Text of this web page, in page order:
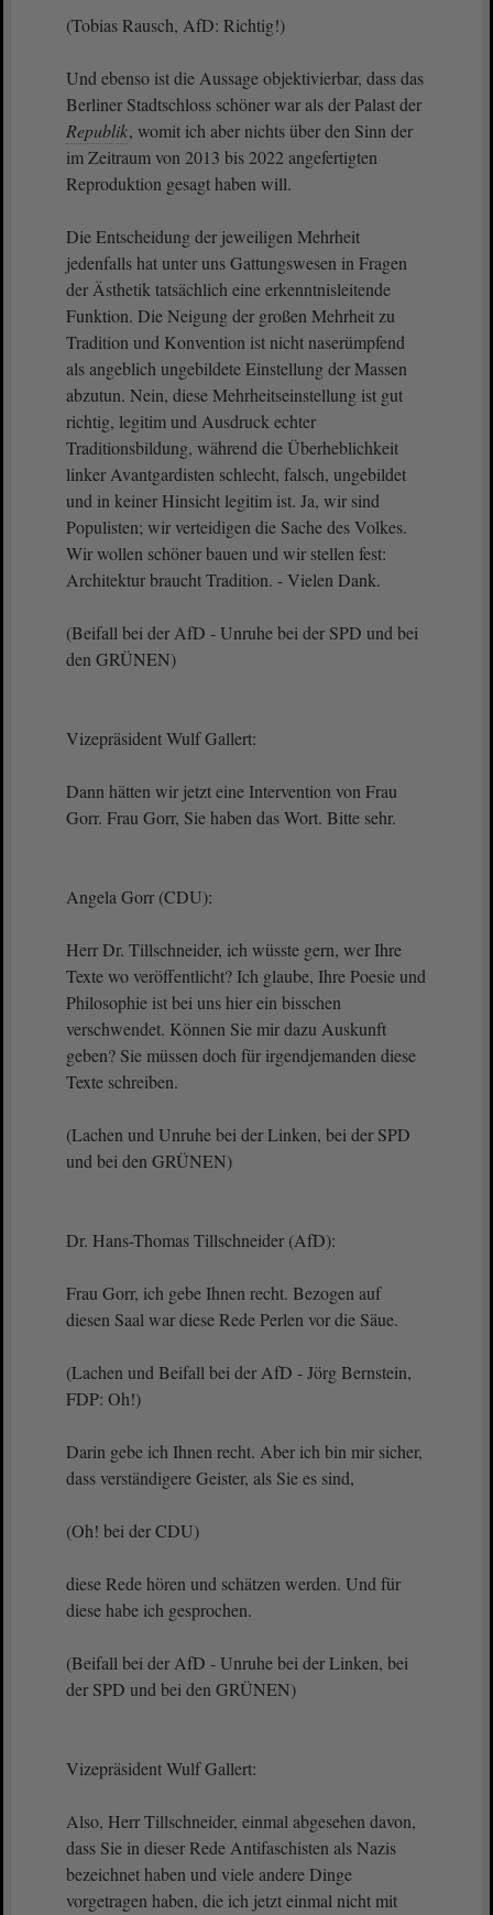
(Tobias Rausch, AfD: Richtig!)
Und ebenso ist die Aussage objektivierbar, dass das
Berliner Stadtschloss schöner war als der Palast der
Republik, womit ich aber nichts über den Sinn der
im Zeitraum von 2013 bis 2022 angefertigten
Reproduktion gesagt haben will.
Die Entscheidung der jeweiligen Mehrheit
jedenfalls hat unter uns Gattungswesen in Fragen
der Ästhetik tatsächlich eine erkenntnisleitende
Funktion. Die Neigung der großen Mehrheit zu
Tradition und Konvention ist nicht naserümpfend
als angeblich ungebildete Einstellung der Massen
abzutun. Nein, diese Mehrheitseinstellung ist gut
richtig, legitim und Ausdruck echter
Traditionsbildung, während die Überheblichkeit
linker Avantgardisten schlecht, falsch, ungebildet
und in keiner Hinsicht legitim ist. Ja, wir sind
Populisten; wir verteidigen die Sache des Volkes.
Wir wollen schöner bauen und wir stellen fest:
Architektur braucht Tradition. - Vielen Dank.
(Beifall bei der AfD - Unruhe bei der SPD und bei
den GRÜNEN)
Vizepräsident Wulf Gallert:
Dann hätten wir jetzt eine Intervention von Frau
Gorr. Frau Gorr, Sie haben das Wort. Bitte sehr.
Angela Gorr (CDU):
Herr Dr. Tillschneider, ich wüsste gern, wer Ihre
Texte wo veröffentlicht? Ich glaube, Ihre Poesie und
Philosophie ist bei uns hier ein bisschen
verschwendet. Können Sie mir dazu Auskunft
geben? Sie müssen doch für irgendjemanden diese
Texte schreiben.
(Lachen und Unruhe bei der Linken, bei der SPD
und bei den GRÜNEN)
Dr. Hans-Thomas Tillschneider (AfD):
Frau Gorr, ich gebe Ihnen recht. Bezogen auf
diesen Saal war diese Rede Perlen vor die Säue.
(Lachen und Beifall bei der AfD - Jörg Bernstein,
FDP: Oh!)
Darin gebe ich Ihnen recht. Aber ich bin mir sicher,
dass verständigere Geister, als Sie es sind,
(Oh! bei der CDU)
diese Rede hören und schätzen werden. Und für
diese habe ich gesprochen.
(Beifall bei der AfD - Unruhe bei der Linken, bei
der SPD und bei den GRÜNEN)
Vizepräsident Wulf Gallert:
Also, Herr Tillschneider, einmal abgesehen davon,
dass Sie in dieser Rede Antifaschisten als Nazis
bezeichnet haben und viele andere Dinge
vorgetragen haben, die ich jetzt einmal nicht mit